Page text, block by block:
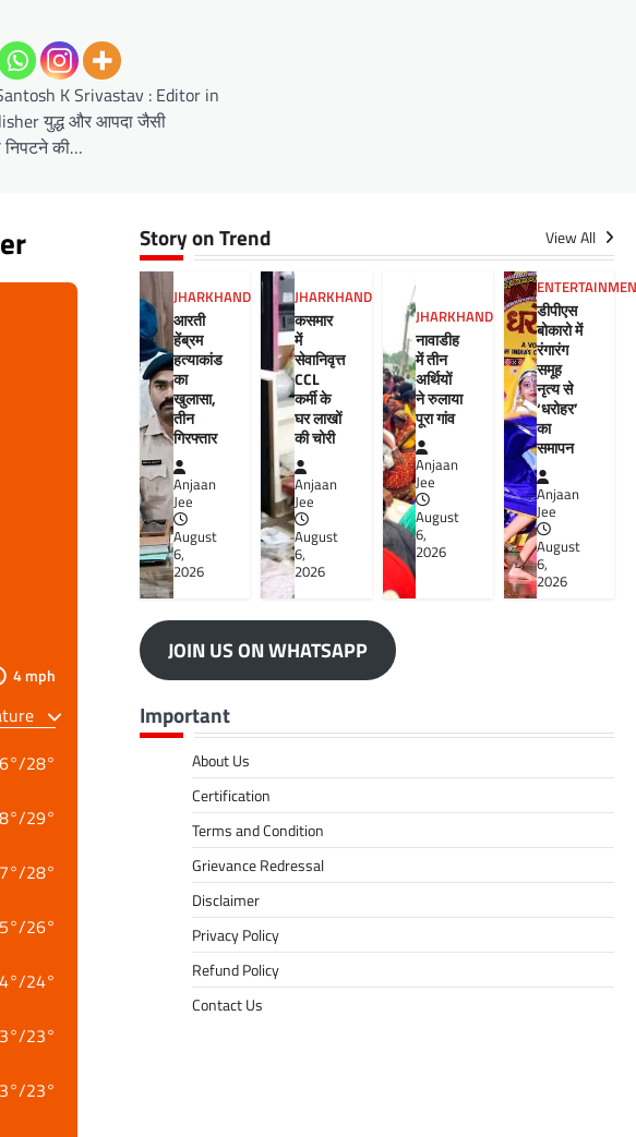
K Srivastav : Editor in
युद्ध और आपदा जैसी
निपटने की…
4 mph
°/28°
°/29°
°/28°
°/26°
°/24°
°/23°
°/23°
Story on Trend View All
JHARKHAND
आरती
हेंब्रम
हत्याकांड
का
खुलासा,
तीन
गिरफ्तार
Anjaan
Jee
August
6,
2026
JHARKHAND
कसमार
में
सेवानिवृत्त
CCL
कर्मी के
घर लाखों
की चोरी
Anjaan
Jee
August
6,
2026
JHARKHAND
नावाडीह
में तीन
अर्थियों
ने रुलाया
पूरा गांव
Anjaan
Jee
August
6,
2026
डीपीएस
बोकारो में
रंगारंग
समूह
नृत्य से
‘धरोहर’
का
समापन
Anjaan
Jee
August
6,
2026
JOIN US ON WHATSAPP
Important
About Us
Certification
Terms and Condition
Grievance Redressal
Disclaimer
Privacy Policy
Refund Policy
Contact Us